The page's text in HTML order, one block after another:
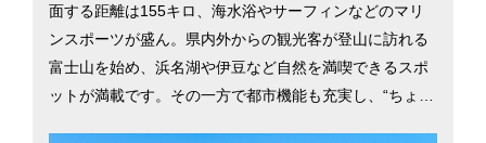
面する距離は155キロ、海水浴やサーフィンなどのマリ
ンスポーツが盛ん。県内外からの観光客が登山に訪れる
富士山を始め、浜名湖や伊豆など自然を満喫できるスポ
ットが満載です。その一方で都市機能も充実し、“ちょう